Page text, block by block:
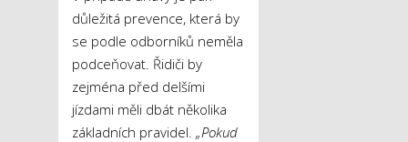
důležitá prevence, která by
se podle odborníků neměla
podceňovat. Řidiči by
zejména před delšími
jízdami měli dbát několika
základních pravidel. „Pokud